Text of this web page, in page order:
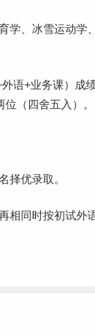
学、冰雪运动学
语+业务课）成
（四舍五入）。
择优录取。
相同时按初试外